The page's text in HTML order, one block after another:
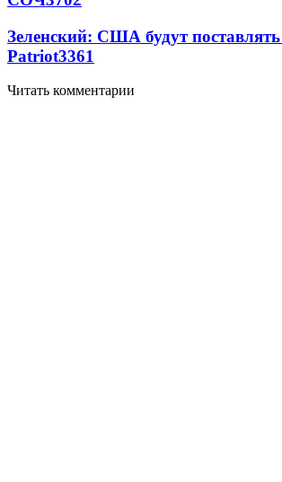
Зеленский: США будут
Patriot3361
Читать комментарии